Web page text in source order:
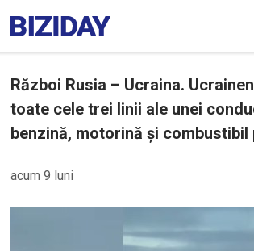
Război Rusia – Ucraina.
toate cele trei linii ale unei
benzină, motorină și combustibil
acum 9 luni